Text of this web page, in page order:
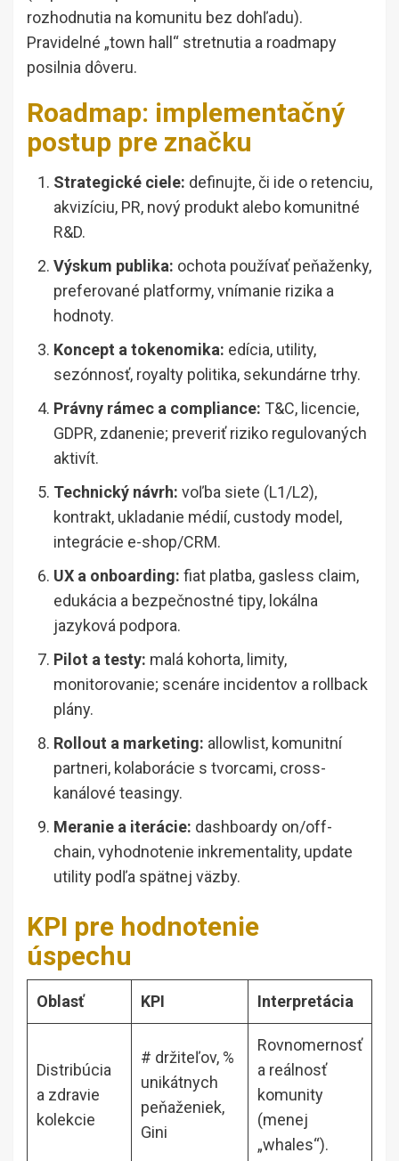
rozhodnutia na komunitu bez dohľadu).
Pravidelné „town hall“ stretnutia a roadmapy
posilnia dôveru.
Roadmap: implementačný
postup pre značku
Strategické ciele: definujte, či ide o retenciu,
akvizíciu, PR, nový produkt alebo komunitné
R&D.
Výskum publika: ochota používať peňaženky,
preferované platformy, vnímanie rizika a
hodnoty.
Koncept a tokenomika: edícia, utility,
sezónnosť, royalty politika, sekundárne trhy.
Právny rámec a compliance: T&C, licencie,
GDPR, zdanenie; preveriť riziko regulovaných
aktivít.
Technický návrh: voľba siete (L1/L2),
kontrakt, ukladanie médií, custody model,
integrácie e-shop/CRM.
UX a onboarding: fiat platba, gasless claim,
edukácia a bezpečnostné tipy, lokálna
jazyková podpora.
Pilot a testy: malá kohorta, limity,
monitorovanie; scenáre incidentov a rollback
plány.
Rollout a marketing: allowlist, komunitní
partneri, kolaborácie s tvorcami, cross-
kanálové teasingy.
Meranie a iterácie: dashboardy on/off-
chain, vyhodnotenie inkrementality, update
utility podľa spätnej väzby.
KPI pre hodnotenie
úspechu
Oblasť KPI Interpretácia
Distribúcia
a zdravie
kolekcie
# držiteľov, %
unikátnych
peňaženiek,
Gini
Rovnomernosť
a reálnosť
komunity
(menej
„whales“).